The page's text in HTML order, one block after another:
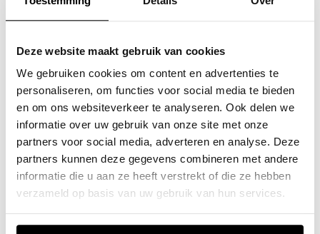
Deze website maakt gebruik van cookies
We gebruiken cookies om content en advertenties te
personaliseren, om functies voor social media te bieden
en om ons websiteverkeer te analyseren. Ook delen we
informatie over uw gebruik van onze site met onze
partners voor social media, adverteren en analyse. Deze
partners kunnen deze gegevens combineren met andere
informatie die u aan ze heeft verstrekt of die ze hebben
verzameld op basis van uw gebruik van hun services.
Application error: a client-side exception has occurred while
loadingwww.jvk.nl(see the browser consolefor more
information).